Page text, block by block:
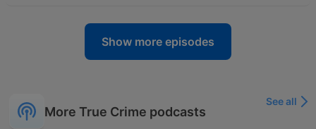
Show more episodes
More True Crime podcasts
See all